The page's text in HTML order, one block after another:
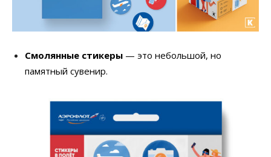
Смолянные стикеры — это небольшой, но
памятный сувенир.